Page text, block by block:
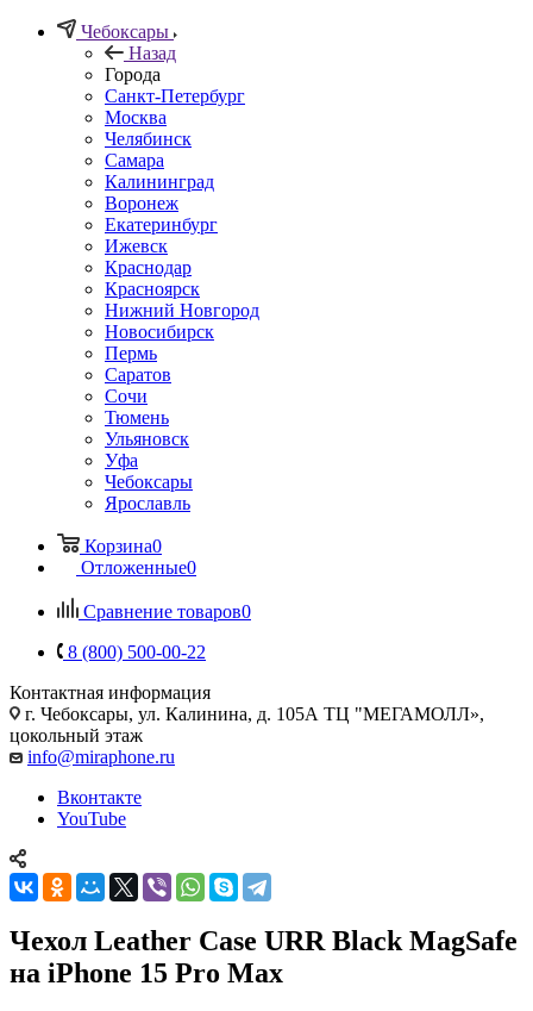
Чебоксары
Назад
Города
Санкт-Петербург
Москва
Челябинск
Самара
Калининград
Воронеж
Екатеринбург
Ижевск
Краснодар
Красноярск
Нижний Новгород
Новосибирск
Пермь
Саратов
Сочи
Тюмень
Ульяновск
Уфа
Чебоксары
Ярославль
Корзина0
Отложенные0
Сравнение товаров0
8 (800) 500-00-22
Контактная информация
г. Чебоксары, ул. Калинина, д. 105А ТЦ "МЕГАМОЛЛ»,
цокольный этаж
info@miraphone.ru
Вконтакте
YouTube
Чехол Leather Case URR Black MagSafe
на iPhone 15 Pro Max